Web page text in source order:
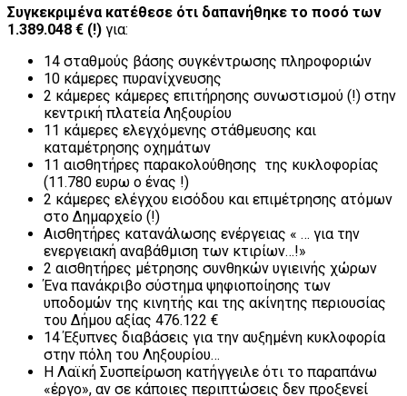
Συγκεκριμένα κατέθεσε ότι δαπανήθηκε το ποσό των
1.389.048 € (!) για:
14 σταθμούς βάσης συγκέντρωσης πληροφοριών
10 κάμερες πυρανίχνευσης
2 κάμερες κάμερες επιτήρησης συνωστισμού (!) στην
κεντρική πλατεία Ληξουρίου
11 κάμερες ελεγχόμενης στάθμευσης και
καταμέτρησης οχημάτων
11 αισθητήρες παρακολούθησης της κυκλοφορίας
(11.780 ευρω ο ένας !)
2 κάμερες ελέγχου εισόδου και επιμέτρησης ατόμων
στο Δημαρχείο (!)
Αισθητήρες κατανάλωσης ενέργειας « … για την
ενεργειακή αναβάθμιση των κτιρίων…!»
2 αισθητήρες μέτρησης συνθηκών υγιεινής χώρων
Ένα πανάκριβο σύστημα ψηφιοποίησης των
υποδομών της κινητής και της ακίνητης περιουσίας
του Δήμου αξίας 476.122 €
14 Έξυπνες διαβάσεις για την αυξημένη κυκλοφορία
στην πόλη του Ληξουρίου…
Η Λαϊκή Συσπείρωση κατήγγειλε ότι το παραπάνω
«έργο», αν σε κάποιες περιπτώσεις δεν προξενεί